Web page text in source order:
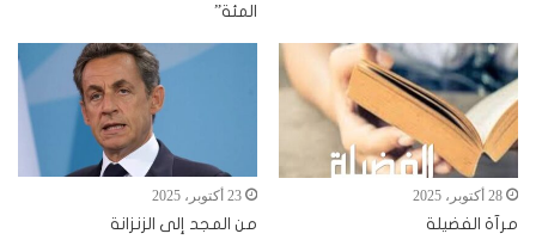
المئة”
28 أكتوبر، 2025
مرآة الفضيلة
23 أكتوبر، 2025
من المجد إلى الزنزانة